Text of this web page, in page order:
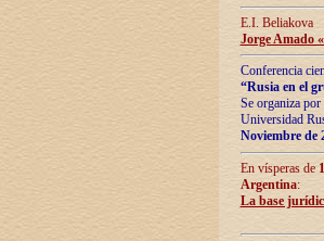
E.I. Beliakova
Jorge Amado
Conferencia
“Rusia en el
Se organiza
Universidad
Noviembre de
En vísperas de
Argentina:
La base